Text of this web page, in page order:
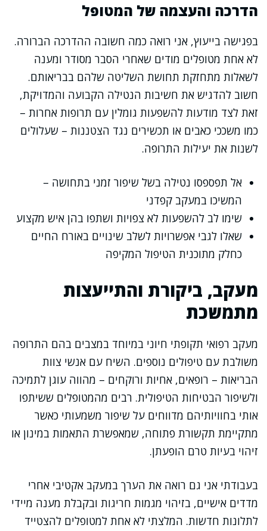
הדרכה והעצמה של המטופל
בפגישה בייעוץ, אני רואה כמה חשובה ההדרכה הברורה.
לא אחת מטופלים מודים שאחרי הסבר מסודר ומענה
לשאלות מתחזקת תחושת השליטה שלהם בבריאותם.
חשוב להדגיש את חשיבות הנטילה הקבועה והמדויקת,
זאת לצד מודעות להשפעות גומלין עם תרופות אחרות –
כמו משככי כאבים או תכשירים נגד הצטננות – שעלולים
לשנות את יעילות התרופה.
אל תפספסו נטילה בשל שיפור זמני בתחושה –
המשיכו במעקב קפדני
שימו לב להשפעות לא צפויות ושתפו בהן איש מקצוע
שאלו לגבי אפשרויות לשלב שינויים באורח החיים
כחלק מתוכנית הטיפול המקיפה
מעקב, ביקורת והתייעצות
מתמשכת
מעקב רפואי תקופתי חיוני במיוחד במצבים בהם התרופה
משולבת עם טיפולים נוספים. השיח עם אנשי צוות
הבריאות – רופאים, אחיות ורוקחים – מהווה עוגן לתמיכה
ולשיפור הבטיחות הטיפולית. רבים מהמטופלים ששיתפו
אותי בחוויותיהם מדווחים על שיפור משמעותי כאשר
מתקיימת תקשורת פתוחה, שמאפשרת התאמות במינון או
זיהוי בעיות טרם הופעתן.
בעבודתי אני גם רואה את הערך במעקב אקטיבי אחרי
מדדים אישיים, בזיהוי מגמות חריגות ובקבלת מענה מיידי
לתלונות חדשות. המלצתי לא אחת למטופלים להצטייד